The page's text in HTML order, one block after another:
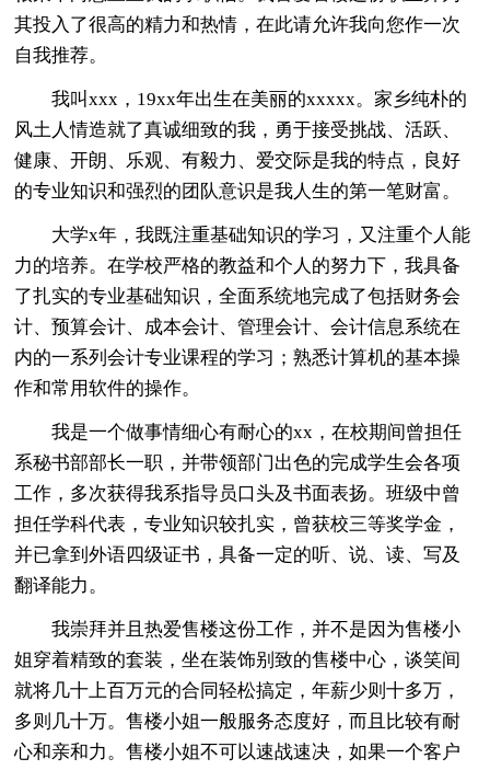
其投入了很高的精力和热情，在此请允许我向您作一次
自我推荐。
我叫xxx，19xx年出生在美丽的xxxxx。家乡纯朴的
风土人情造就了真诚细致的我，勇于接受挑战、活跃、
健康、开朗、乐观、有毅力、爱交际是我的特点，良好
的专业知识和强烈的团队意识是我人生的第一笔财富。
大学x年，我既注重基础知识的学习，又注重个人能
力的培养。在学校严格的教益和个人的努力下，我具备
了扎实的专业基础知识，全面系统地完成了包括财务会
计、预算会计、成本会计、管理会计、会计信息系统在
内的一系列会计专业课程的学习；熟悉计算机的基本操
作和常用软件的操作。
我是一个做事情细心有耐心的xx，在校期间曾担任
系秘书部部长一职，并带领部门出色的完成学生会各项
工作，多次获得我系指导员口头及书面表扬。班级中曾
担任学科代表，专业知识较扎实，曾获校三等奖学金，
并已拿到外语四级证书，具备一定的听、说、读、写及
翻译能力。
我崇拜并且热爱售楼这份工作，并不是因为售楼小
姐穿着精致的套装，坐在装饰别致的售楼中心，谈笑间
就将几十上百万元的合同轻松搞定，年薪少则十多万，
多则几十万。售楼小姐一般服务态度好，而且比较有耐
心和亲和力。售楼小姐不可以速战速决，如果一个客户